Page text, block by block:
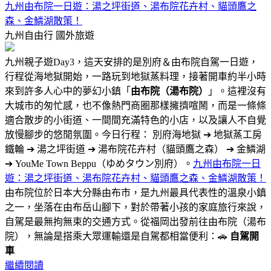
九州由布院一日遊：湯之坪街道、湯布院花卉村、貓頭鷹之
森、金鱗湖散策！
九州自由行 國外旅遊
九州親子遊Day3，這天安排的是別府＆由布院自駕一日遊，
行程從海地獄開始，一路玩到地獄蒸料理，接著開車約半小時
來到許多人心中的夢幻小鎮「 由布院（湯布院）
」。這裡沒有
大城市的匆忙感，也不像熱門商圈那樣擁擠喧鬧，而是一條條
適合散步的小街道、一間間充滿特色的小店，以及讓人不自覺
放慢腳步的悠閒氛圍。今日行程： 別府海地獄 ➔ 地獄蒸工房
鐵輪 ➔ 湯之坪街道 ➔ 湯布院花卉村（貓頭鷹之森） ➔ 金鱗湖
➔ YouMe Town Beppu（ゆめタウン別府）。 九州由布院一日
遊：湯之坪街道、湯布院花卉村、貓頭鷹之森、金鱗湖散策！
由布院位於日本大分縣由布市，是九州最具代表性的溫泉小鎮
之一，坐落在由布岳山腳下，對於帶著小孩的家庭旅行來說，
自駕是最無拘無束的交通方式。從福岡出發前往由布院（湯布
院），無論是搭乘大眾運輸還是自駕都相當便利：🚗 自駕開
車
繼續閱讀